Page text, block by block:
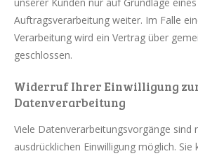
Auftragsverarbeitung weiter. Im Falle
Verarbeitung wird ein Vertrag über
geschlossen.
Widerruf Ihrer Einwilligung
Datenverarbeitung
Viele Datenverarbeitungsvorgänge sind
ausdrücklichen Einwilligung möglich.